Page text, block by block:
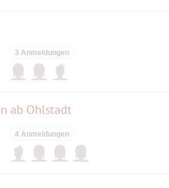
3 Anmeldungen
ab Ohlstadt
4 Anmeldungen